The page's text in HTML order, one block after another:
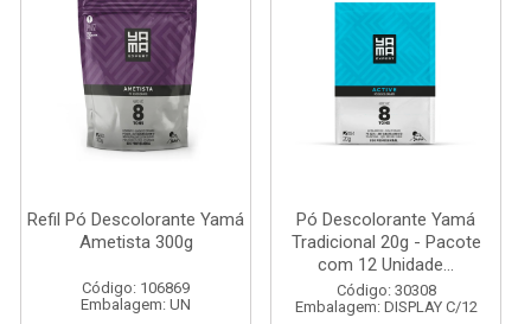
Refil Pó Descolorante Yamá
Ametista 300g
Código: 106869
Embalagem: UN
Pó Descolorante Yamá
Tradicional 20g - Pacote
com 12 Unidade...
Código: 30308
Embalagem: DISPLAY C/12